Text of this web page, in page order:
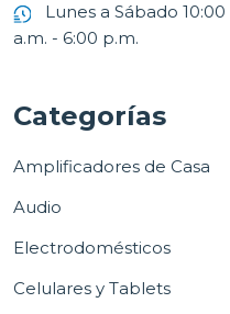
Lunes a Sábado 10:00
a.m. - 6:00 p.m.
Categorías
Amplificadores de Casa
Audio
Electrodomésticos
Celulares y Tablets